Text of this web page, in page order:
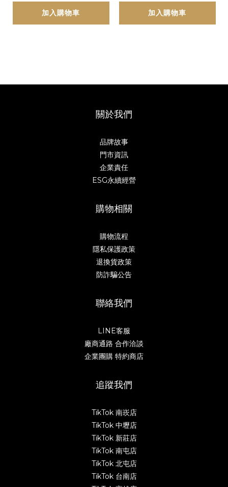
加入購物車 加入購物車
關於我們
品牌故事
門市資訊
企業責任
ESG永續經營
購物相關
購物流程
隱私保護政策
退換貨政策
防詐騙公告
聯絡我們
LINE客服
廠商通路 合作洽談
企業團購 特約商店
追蹤我們
TikTok 南崁店
TikTok 中壢店
TikTok 新莊店
TikTok 南屯店
TikTok 北屯店
TikTok 台南店